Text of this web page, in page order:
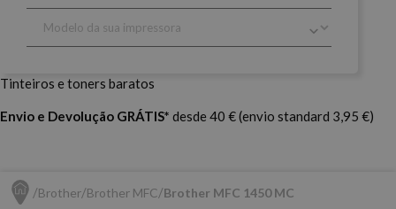
Tinteiros e toners baratos
Envio e Devolução GRÁTIS* desde 40 € (envio standard 3,95 €)
Brother Brother MFC Brother MFC 1450 MC